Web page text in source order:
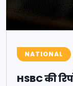
NATIONAL
HSBC की